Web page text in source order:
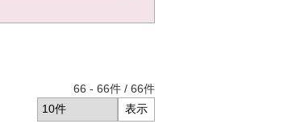
66 - 66件 / 66件